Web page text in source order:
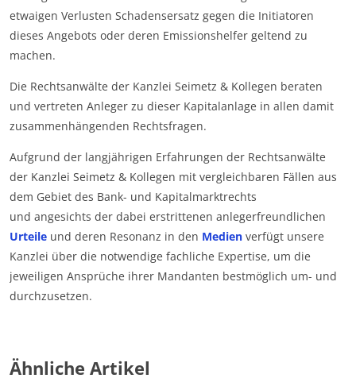
etwaigen Verlusten Schadensersatz gegen die Initiatoren
dieses Angebots oder deren Emissionshelfer geltend zu
machen.
Die Rechtsanwälte der Kanzlei Seimetz & Kollegen beraten
und vertreten Anleger zu dieser Kapitalanlage in allen damit
zusammenhängenden Rechtsfragen.
Aufgrund der langjährigen Erfahrungen der Rechtsanwälte
der Kanzlei Seimetz & Kollegen mit vergleichbaren Fällen aus
dem Gebiet des Bank- und Kapitalmarktrechts
und angesichts der dabei erstrittenen anlegerfreundlichen
Urteileund deren Resonanz in den Medienverfügt unsere
Kanzlei über die notwendige fachliche Expertise, um die
jeweiligen Ansprüche ihrer Mandanten bestmöglich um- und
durchzusetzen.
Ähnliche Artikel